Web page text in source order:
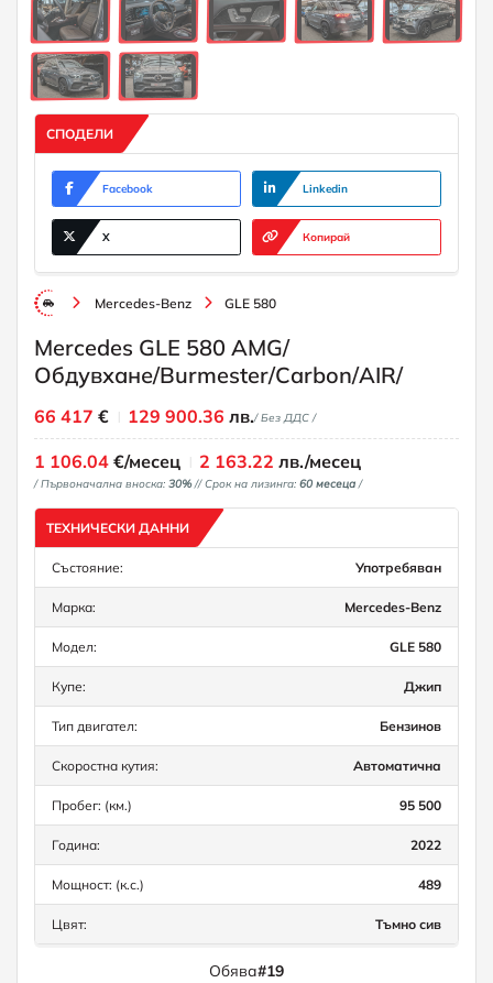
СПОДЕЛИ
Facebook Linkedin
X Копирай
Mercedes-Benz GLE 580
Mercedes GLE 580 AMG/
Обдувхане/Burmester/Carbon/AIR/
66 417 € 129 900.36 лв./ Без ДДС /
1 106.04 €/месец 2 163.22 лв./месец
/ Първоначална вноска: 30%// Срок на лизинга: 60 месеца/
ТЕХНИЧЕСКИ ДАННИ
Състояние: Употребяван
Марка: Mercedes-Benz
Модел: GLE 580
Купе: Джип
Тип двигател: Бензинов
Скоростна кутия: Автоматична
Пробег: (км.) 95 500
Година: 2022
Мощност: (к.с.) 489
Цвят: Тъмно сив
Обява#19